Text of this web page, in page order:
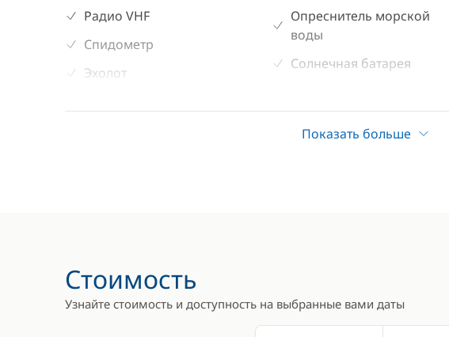
Радио VHF
Спидометр
Эхолот
Опреснитель морской
воды
Солнечная батарея
Палубный душ
Кухня
холодильник
Показать больше
Стоимость
Узнайте стоимость и доступность на выбранные вами даты